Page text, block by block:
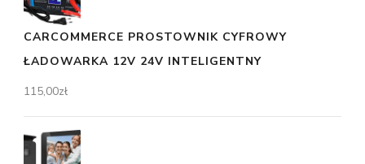
CARCOMMERCE PROSTOWNIK CYFROWY
ŁADOWARKA 12V 24V INTELIGENTNY
115,00zł